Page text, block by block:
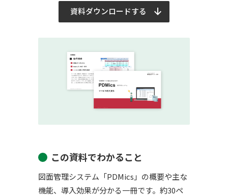
資料ダウンロードする
この資料でわかること
図面管理システム「PDMics」の概要や主な
機能、導入効果が分かる一冊です。約30ペ